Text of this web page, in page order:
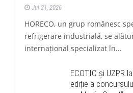
Jul 21, 2026
HORECO, un grup românesc
refrigerare industrială, se
internațional specializat în...
ECOTIC și UZPR
ediție a